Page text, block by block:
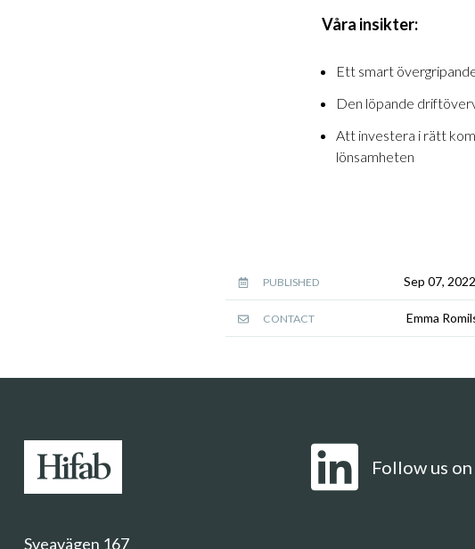
Våra insikter:
Ett smart
Den löpande
Att investera i rätt
lönsamheten
PUBLISHED Sep 07, 2022
CONTACT Emma
Sveavägen 167
Follow us